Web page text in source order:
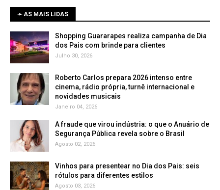
➛ AS MAIS LIDAS
Shopping Guararapes realiza campanha de Dia
dos Pais com brinde para clientes
Julho 30, 2026
Roberto Carlos prepara 2026 intenso entre
cinema, rádio própria, turnê internacional e
novidades musicais
Janeiro 04, 2026
A fraude que virou indústria: o que o Anuário de
Segurança Pública revela sobre o Brasil
Agosto 02, 2026
Vinhos para presentear no Dia dos Pais: seis
rótulos para diferentes estilos
Agosto 03, 2026